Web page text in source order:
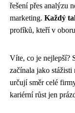
řešení přes analýzu
marketing. Každý
profíků, kteří v
Víte, co je nejlepší?
začínala jako
určují směr celé
kariérní růst jen